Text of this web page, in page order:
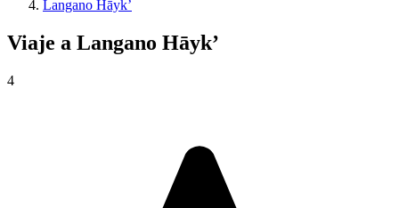
Langano Hāyk’
Viaje a Langano Hāyk’
4